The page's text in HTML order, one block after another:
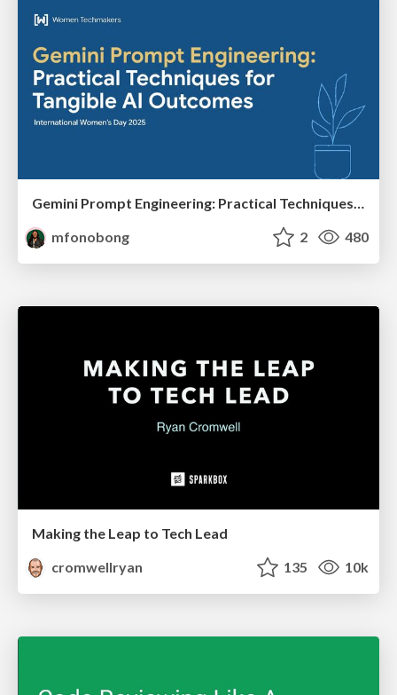
mfonobong
2 480
Making the Leap to Tech Lead
cromwellryan
135 10k